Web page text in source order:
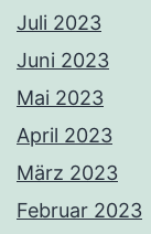
Juli 2023
Juni 2023
Mai 2023
April 2023
März 2023
Februar 2023